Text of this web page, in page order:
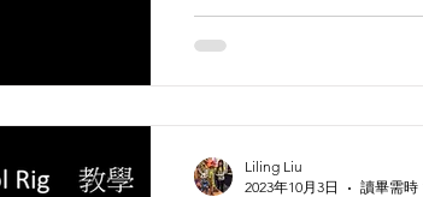
Liling Liu
2023年10月3日
讀畢需時